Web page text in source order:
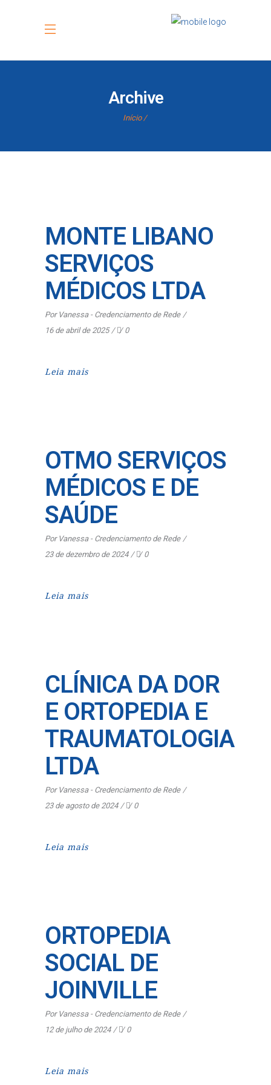
Archive
Início
MONTE LIBANO
SERVIÇOS
MÉDICOS LTDA
Por Vanessa - Credenciamento de Rede
16 de abril de 2025
0
Leia mais
OTMO SERVIÇOS
MÉDICOS E DE
SAÚDE
Por Vanessa - Credenciamento de Rede
23 de dezembro de 2024
0
Leia mais
CLÍNICA DA DOR
E ORTOPEDIA E
TRAUMATOLOGIA
LTDA
Por Vanessa - Credenciamento de Rede
23 de agosto de 2024
0
Leia mais
ORTOPEDIA
SOCIAL DE
JOINVILLE
Por Vanessa - Credenciamento de Rede
12 de julho de 2024
0
Leia mais